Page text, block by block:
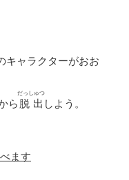
キャラクターがおお
ら脱出
だっしゅつ
しよう。
ます